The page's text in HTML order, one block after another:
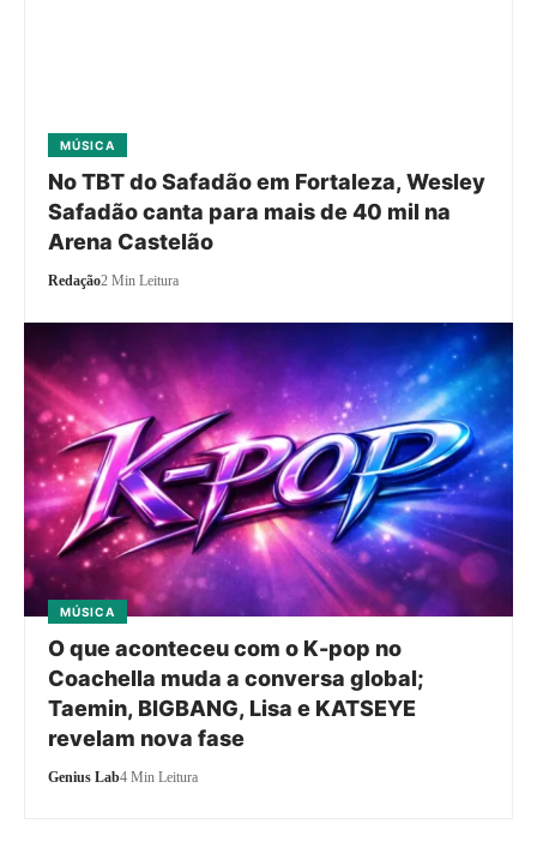
MÚSICA
No TBT do Safadão em Fortaleza, Wesley
Safadão canta para mais de 40 mil na
Arena Castelão
Redação2 Min Leitura
MÚSICA
O que aconteceu com o K-pop no
Coachella muda a conversa global;
Taemin, BIGBANG, Lisa e KATSEYE
revelam nova fase
Genius Lab4 Min Leitura